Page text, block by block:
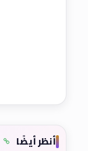
أنظر أيضًا